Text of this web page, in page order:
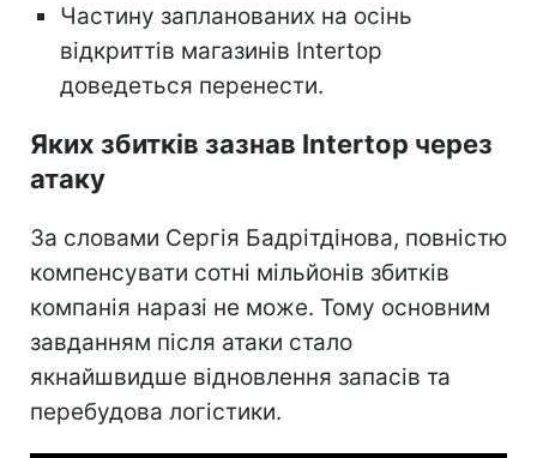
Частину запланованих на осінь
відкриттів магазинів Intertop
доведеться перенести.
Яких збитків зазнав Intertop через
атаку
За словами Сергія Бадрітдінова, повністю
компенсувати сотні мільйонів збитків
компанія наразі не може. Тому основним
завданням після атаки стало
якнайшвидше відновлення запасів та
перебудова логістики.